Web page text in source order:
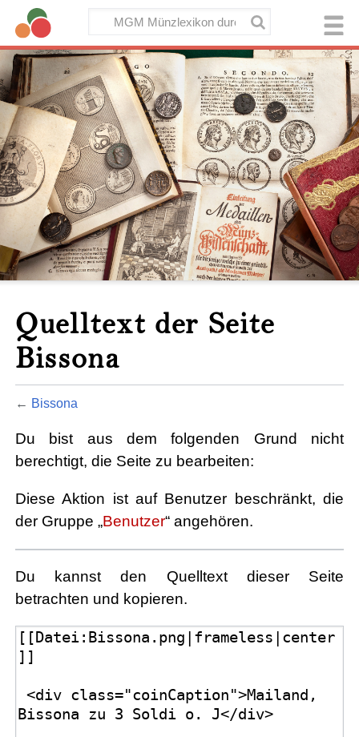
Quelltext der Seite
Bissona
← Bissona
Du bist aus dem folgenden Grund nicht
berechtigt, die Seite zu bearbeiten:
Diese Aktion ist auf Benutzer beschränkt, die
der Gruppe „Benutzer“ angehören.
Du kannst den Quelltext dieser Seite
betrachten und kopieren.